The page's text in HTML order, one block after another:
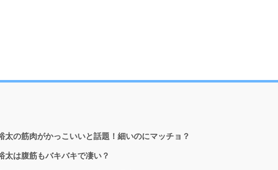
太の筋肉がかっこいいと話題！細いのにマッチョ？
太は腹筋もバキバキで凄い？